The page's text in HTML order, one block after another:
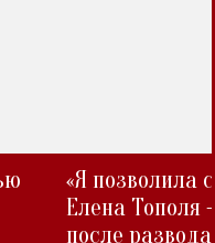
«Я позволила
Елена Тополя
после развода